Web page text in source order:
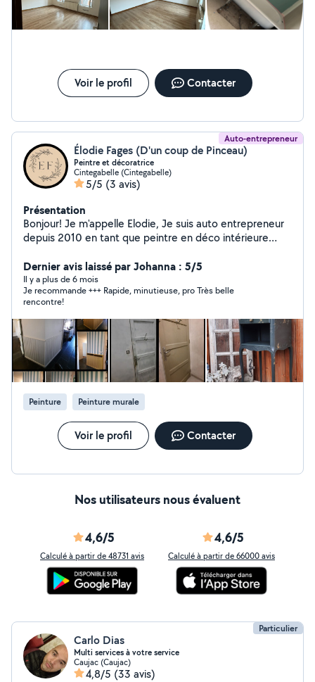
Voir le profil Contacter
Auto-entrepreneur
Élodie Fages (D'un coup de Pinceau)
Peintre et décoratrice
Cintegabelle (Cintegabelle)
5/5 (3 avis)
Présentation
Bonjour! Je m'appelle Elodie, Je suis auto entrepreneur
depuis 2010 en tant que peintre en déco intérieure
mobilier, home staging, déco évènementielle...). Je
travaille surtout sur Paris et à l'étranger pour des décors
dans l'évènementiel, et souhaite développer mon
activité de peintre et décoratrice au sein de ma région
du sud-ouest en mettant mon savoir-faire et mes
conseils à votre service. Et pour avoir rénové 2
habitations, je sais faire plein de multiples petits travaux
à la maison et au jardin! Appelez moi pour tous vos
projets de décoration intérieure ou pour de l'aide en
bricolage! A bientôt!
Dernier avis laissé par Johanna : 5/5
Il y a plus de 6 mois
Je recommande +++ Rapide, minutieuse, pro Très belle
rencontre!
Peinture Peinture murale
Voir le profil Contacter
Nos utilisateurs nous évaluent
4,6/5
Calculé à partir de 48731 avis
4,6/5
Calculé à partir de 66000 avis
Particulier
Carlo Dias
Multi services à votre service
Caujac (Caujac)
4,8/5 (33 avis)